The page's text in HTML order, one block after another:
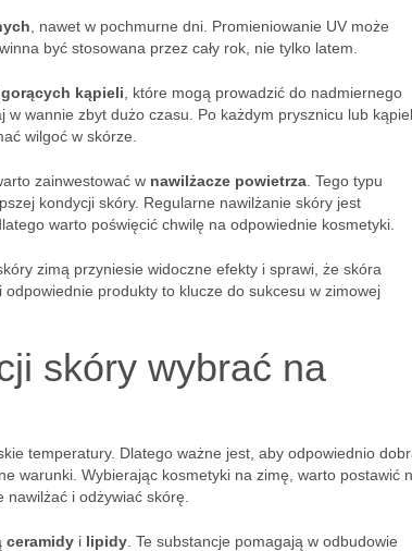
, nawet w pochmurne dni. Promieniowanie UV może
być stosowana przez cały rok, nie tylko latem.
kąpieli , które mogą prowadzić do nadmiernego
wannie zbyt dużo czasu. Po każdym prysznicu lub
wilgoć w skórze.
zainwestować w nawilżacze powietrza . Tego typu
kondycji skóry. Regularne nawilżanie skóry jest
warto poświęcić chwilę na odpowiednie kosmetyki.
zimą przyniesie widoczne efekty i sprawi, że skóra
produkty to klucze do sukcesu w zimowej
skóry wybrać na
temperatury. Dlatego ważne jest, aby odpowiednio
warunki. Wybierając kosmetyki na zimę, warto postawić
nawilżać i odżywiać skórę.
ceramidy i lipidy . Te substancje pomagają w odbudowie